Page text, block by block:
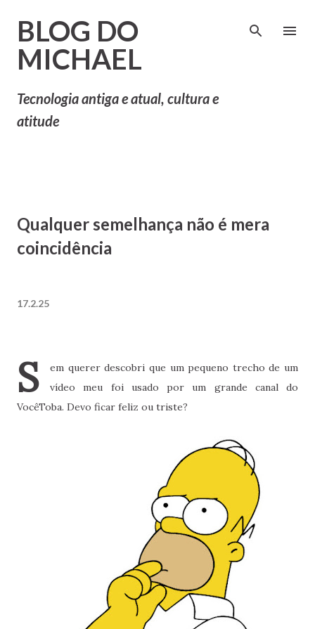
BLOG DO
MICHAEL
Tecnologia antiga e atual, cultura e
atitude
Qualquer semelhança não é mera
coincidência
17.2.25
S
em querer descobri que um pequeno trecho de um
vídeo meu foi usado por um grande canal do
VocêToba. Devo ficar feliz ou triste?